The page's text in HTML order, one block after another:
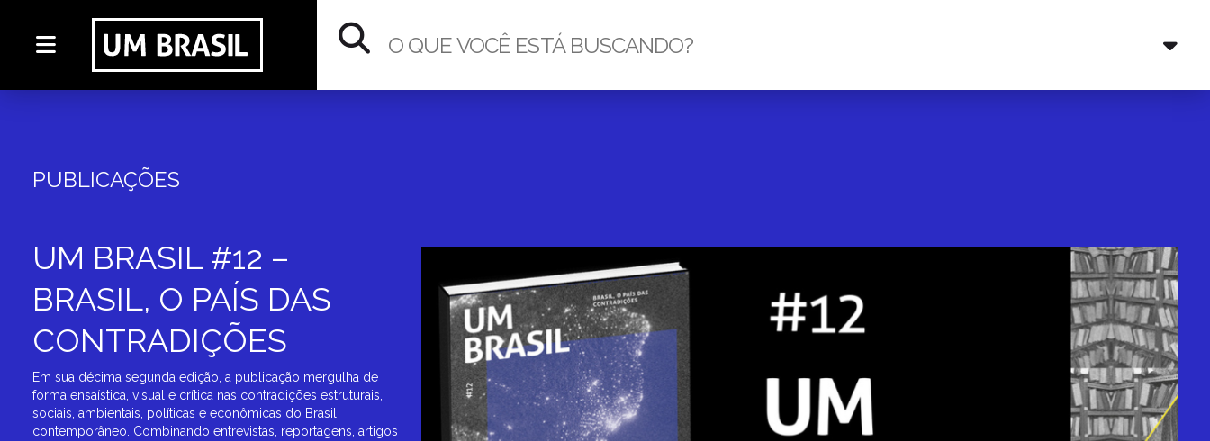
PUBLICAÇÕES
UM BRASIL #12 –
BRASIL, O PAÍS DAS
CONTRADIÇÕES
Em sua décima segunda edição, a publicação mergulha de
forma ensaística, visual e crítica nas contradições estruturais,
sociais, ambientais, políticas e econômicas do Brasil
contemporâneo. Combinando entrevistas, reportagens, artigos